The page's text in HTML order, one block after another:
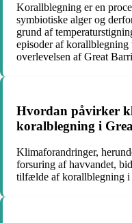
Korallblegning er en
symbiotiske alger og
grund af
episoder af
overlevelsen af Great
Hvordan påvirker
koralblegning i
Klimaforandringer,
forsuring af havvandet,
tilfælde af korallblegning i